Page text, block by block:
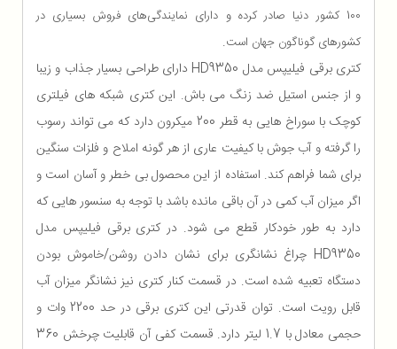
100 کشور دنیا صادر کرده و دارای نمایندگی‌های فروش بسیاری در
کشورهای گوناگون جهان است.
کتری برقی فیلیپس مدل HD9350 دارای طراحی بسیار جذاب و زیبا
و از جنس استیل ضد زنگ می باش. این کتری شبکه های فیلتری
کوچک با سوراخ هایی به قطر 200 میکرون دارد که می تواند رسوب
را گرفته و آب جوش با کیفیت عاری از هر گونه املاح و فلزات سنگین
برای شما فراهم کند. استفاده از این محصول بی خطر و آسان است و
اگر میزان آب کمی در آن باقی مانده باشد با توجه به سنسور هایی که
دارد به طور خودکار قطع می شود. در کتری برقی فیلیپس مدل
HD9350 چراغ نشانگری برای نشان دادن روشن/خاموش بودن
دستگاه تعبیه شده است. در قسمت کنار کتری نیز نشانگر میزان آب
قابل رویت است. توان قدرتی این کتری برقی در حد 2200 وات و
حجمی معادل با 1.7 لیتر دارد. قسمت کفی آن قابلیت چرخش 360